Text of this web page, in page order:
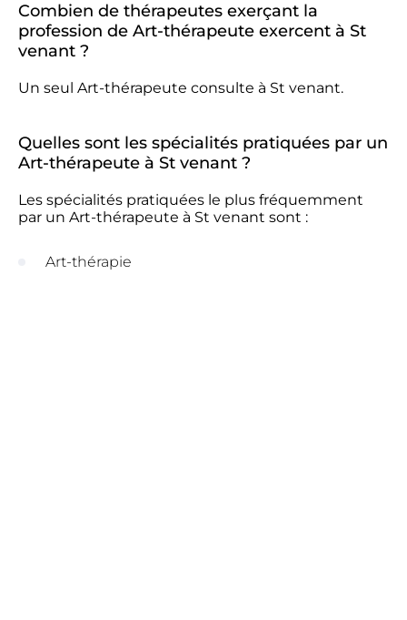
Combien de thérapeutes exerçant la
profession de Art-thérapeute exercent à St
venant ?
Un seul Art-thérapeute consulte à St venant.
Quelles sont les spécialités pratiquées par un
Art-thérapeute à St venant ?
Les spécialités pratiquées le plus fréquemment
par un Art-thérapeute à St venant sont :
Art-thérapie